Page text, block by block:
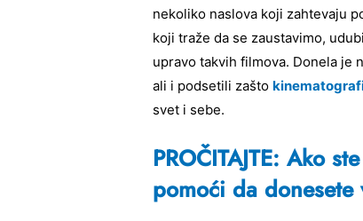
nekoliko naslova koji zahtevaju
koji traže da se zaustavimo,
upravo takvih filmova. Donela je
ali i podsetili zašto
svet i sebe.
PROČITAJTE: Ako
pomoći da donesete